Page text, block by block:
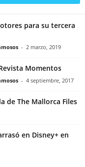
para su tercera
- 2 marzo, 2019
Momentos
- 4 septiembre, 2017
de The Mallorca Files
en Disney+ en